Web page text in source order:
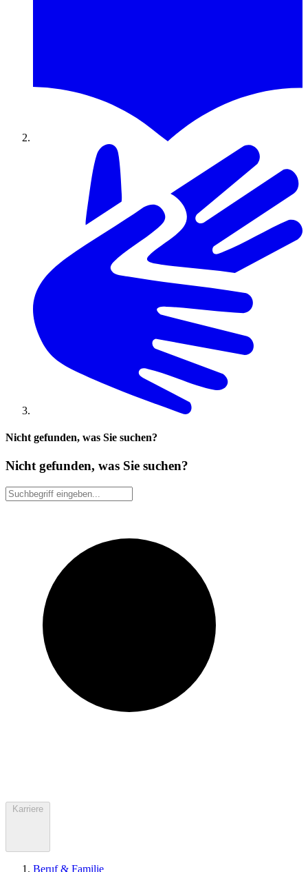
Nicht gefunden, was Sie suchen?
Nicht gefunden, was Sie suchen?
Karriere
Beruf & Familie